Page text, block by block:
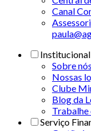
Canal
Institucional
Sobre nós
Nossas
Clube
Blog da
Trabalhe
Serviço